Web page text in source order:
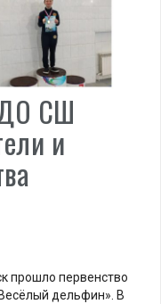
СШ
и
прошло первенство
дельфин». В